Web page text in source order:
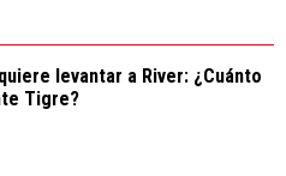
levantar a River: ¿Cuánto
Tigre?